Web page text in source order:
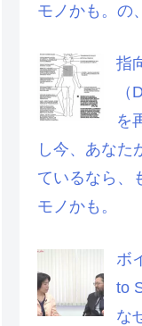
モノかも。の
指
を
し今、あなた
ているなら、
モノかも。
ボ
to
な